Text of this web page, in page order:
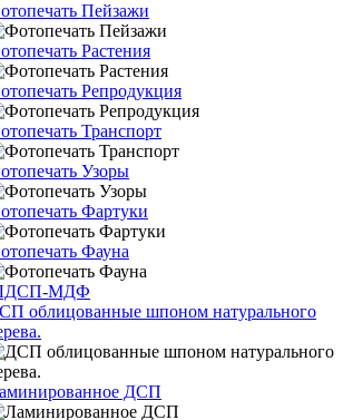
Пейзажи
Растения
Репродукция
Транспорт
Узоры
Фартуки
Фауна
МДФ
облицованные шпоном натурального
ДСП